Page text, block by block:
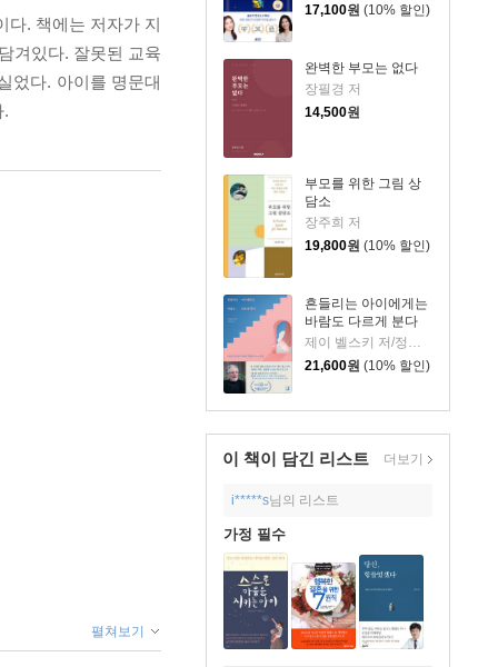
17,100원 (10% 할인)
완벽한 부모는 없다
장필경 저
14,500원
부모를 위한 그림 상
담소
장주희 저
19,800원 (10% 할인)
흔들리는 아이에게는
바람도 다르게 분다
제이 벨스키 저/정미나 역
21,600원 (10% 할인)
이 책이 담긴 리스트 더보기
i*****s님의 리스트
가정 필수
다. 책에는 저자가 지
겨있다. 잘못된 교육
었다. 아이를 명문대
.
펼쳐보기